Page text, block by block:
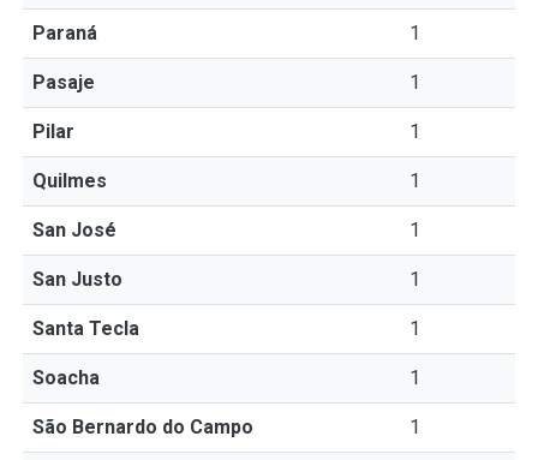
Paraná 1
Pasaje 1
Pilar 1
Quilmes 1
San José 1
San Justo 1
Santa Tecla 1
Soacha 1
São Bernardo do Campo 1